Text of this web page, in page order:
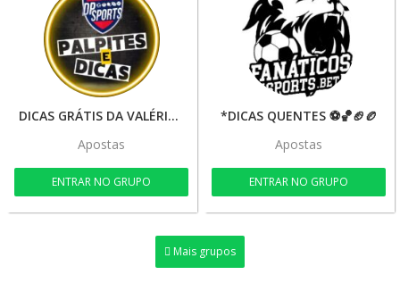
DICAS GRÁTIS DA VALÉRIA 🔥🍀💰🚀
Apostas
ENTRAR NO GRUPO
*DICAS QUENTES ⚽🏀🏈🏉
Apostas
ENTRAR NO GRUPO
Mais grupos